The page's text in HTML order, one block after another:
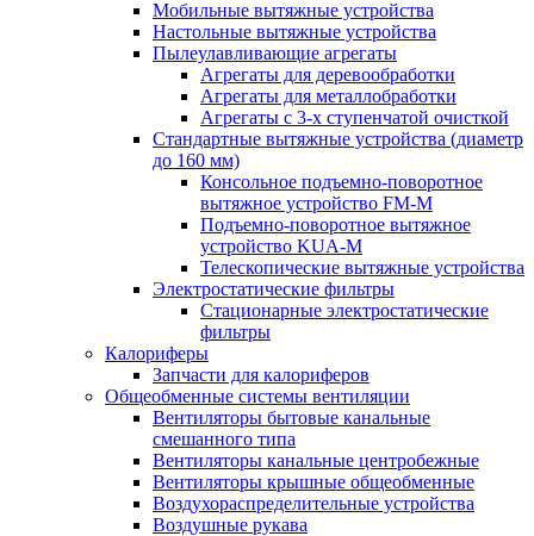
Мобильные вытяжные устройства
Настольные вытяжные устройства
Пылеулавливающие агрегаты
Агрегаты для деревообработки
Агрегаты для металлобработки
Агрегаты с 3-х ступенчатой очисткой
Стандартные вытяжные устройства (диаметр
до 160 мм)
Консольное подъемно-поворотное
вытяжное устройство FM-M
Подъемно-поворотное вытяжное
устройство KUA-M
Телескопические вытяжные устройства
Электростатические фильтры
Стационарные электростатические
фильтры
Калориферы
Запчасти для калориферов
Общеобменные системы вентиляции
Вентиляторы бытовые канальные
смешанного типа
Вентиляторы канальные центробежные
Вентиляторы крышные общеобменные
Воздухораспределительные устройства
Воздушные рукава